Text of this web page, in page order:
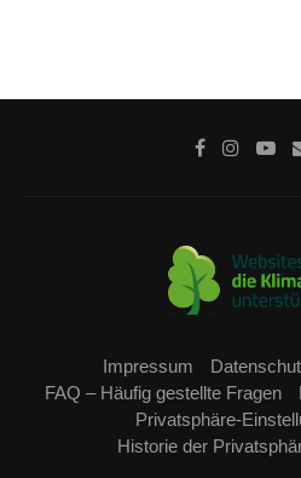
Impressum
FAQ – Häufig gestellte Fragen
Privatsphäre-
Historie der